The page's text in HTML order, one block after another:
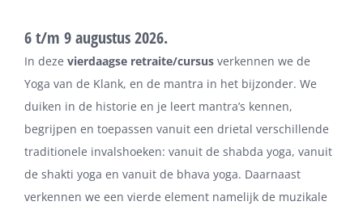
6 t/m 9 augustus 2026.
In deze vierdaagse retraite/cursus verkennen we de
Yoga van de Klank, en de mantra in het bijzonder. We
duiken in de historie en je leert mantra’s kennen,
begrijpen en toepassen vanuit een drietal verschillende
traditionele invalshoeken: vanuit de shabda yoga, vanuit
de shakti yoga en vanuit de bhava yoga. Daarnaast
verkennen we een vierde element namelijk de muzikale